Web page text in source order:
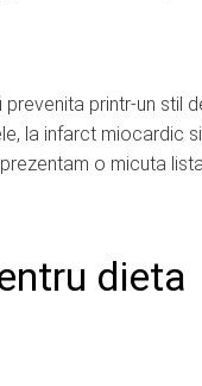
printr-un stil
la infarct miocardic
o micuta
dieta